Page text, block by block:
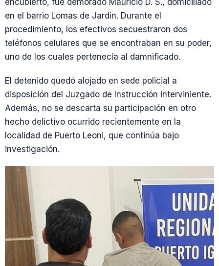
en el barrio Lomas de Jardín. Durante el
procedimiento, los efectivos secuestraron dos
teléfonos celulares que se encontraban en su poder,
uno de los cuales pertenecía al damnificado.
El detenido quedó alojado en sede policial a
disposición del Juzgado de Instrucción interviniente.
Además, no se descarta su participación en otro
hecho delictivo ocurrido recientemente en la
localidad de Puerto Leoni, que continúa bajo
investigación.